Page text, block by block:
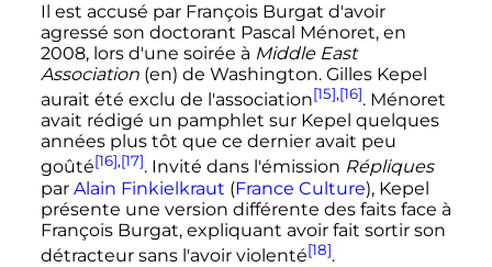
Il est accusé par François Burgat d'avoir
agressé son doctorant Pascal Ménoret, en
2008, lors d'une soirée à Middle East
Association (en) de Washington. Gilles Kepel
aurait été exclu de l'association[15],[16]. Ménoret
avait rédigé un pamphlet sur Kepel quelques
années plus tôt que ce dernier avait peu
goûté[16],[17]. Invité dans l'émission Répliques
par Alain Finkielkraut (France Culture), Kepel
présente une version différente des faits face à
François Burgat, expliquant avoir fait sortir son
détracteur sans l'avoir violenté[18].